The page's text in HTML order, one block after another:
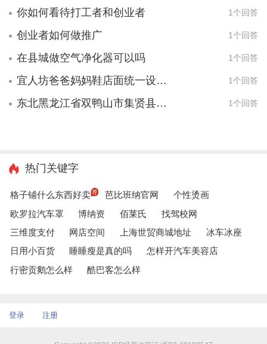
你如何看待打工者和创业者 1个回答
创业者如何做推广 1个回答
在县城做空气净化器可以吗 1个回答
宜人坊爸爸妈妈鞋店面统一设计吗？ 1个回答
东北黑龙江省双鸭山市集贤县有没有人加盟欧莱艺墙艺？ 1个回答
热门关键字
格子铺什么东西好卖 芭比班纳官网
个性烫画
欧罗拉汽车罩
博纳资 佰莱氏
找驾校网
三维度支付
网店空间 上海世贸商城地址
冰车冰座
日用小百货
睡睡瘦是真的吗
怎样开汽车美容店
行密贡鹅怎么样
酷巴客怎么样
登录 注册